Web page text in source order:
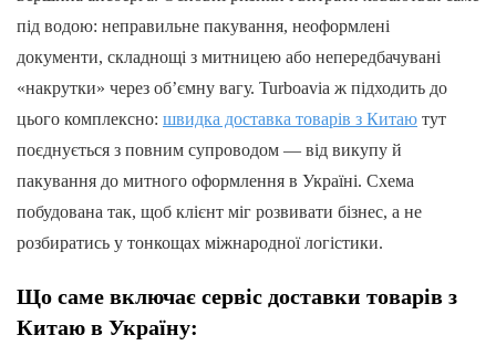
під водою: неправильне пакування, неоформлені
документи, складнощі з митницею або непередбачувані
«накрутки» через об’ємну вагу. Turboavia ж підходить до
цього комплексно: швидка доставка товарів з Китаю тут
поєднується з повним супроводом — від викупу й
пакування до митного оформлення в Україні. Схема
побудована так, щоб клієнт міг розвивати бізнес, а не
розбиратись у тонкощах міжнародної логістики.
Що саме включає сервіс доставки товарів з
Китаю в Україну: